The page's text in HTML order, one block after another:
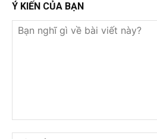
Ý KIẾN CỦA BẠN